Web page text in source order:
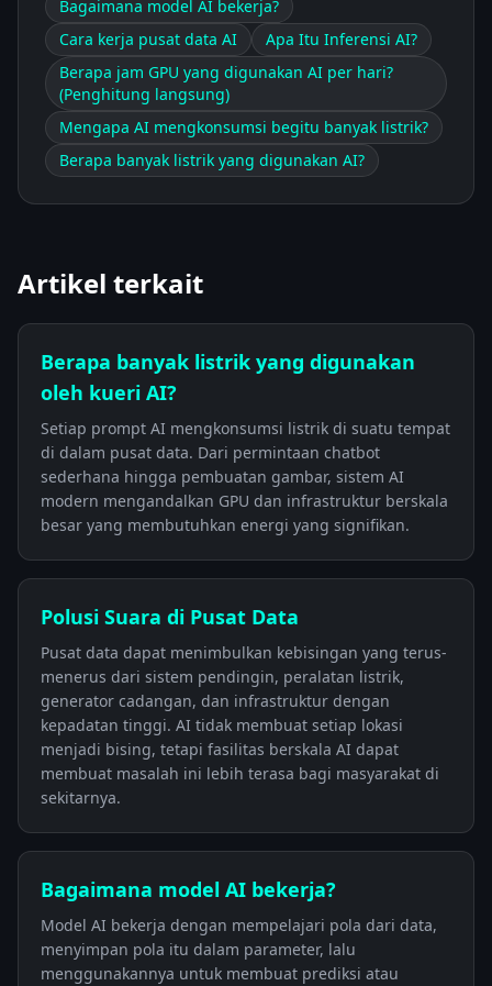
Bagaimana model AI bekerja?
Cara kerja pusat data AI
Apa Itu Inferensi AI?
Berapa jam GPU yang digunakan AI per hari?
(Penghitung langsung)
Mengapa AI mengkonsumsi begitu banyak listrik?
Berapa banyak listrik yang digunakan AI?
Artikel terkait
Berapa banyak listrik yang digunakan
oleh kueri AI?
Setiap prompt AI mengkonsumsi listrik di suatu tempat
di dalam pusat data. Dari permintaan chatbot
sederhana hingga pembuatan gambar, sistem AI
modern mengandalkan GPU dan infrastruktur berskala
besar yang membutuhkan energi yang signifikan.
Polusi Suara di Pusat Data
Pusat data dapat menimbulkan kebisingan yang terus-
menerus dari sistem pendingin, peralatan listrik,
generator cadangan, dan infrastruktur dengan
kepadatan tinggi. AI tidak membuat setiap lokasi
menjadi bising, tetapi fasilitas berskala AI dapat
membuat masalah ini lebih terasa bagi masyarakat di
sekitarnya.
Bagaimana model AI bekerja?
Model AI bekerja dengan mempelajari pola dari data,
menyimpan pola itu dalam parameter, lalu
menggunakannya untuk membuat prediksi atau